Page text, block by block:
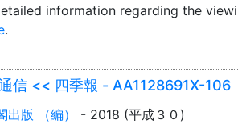
information regarding the
.
信 << 四季報 - AA1128691X-106
出版 （編） - 2018 (平成３０)